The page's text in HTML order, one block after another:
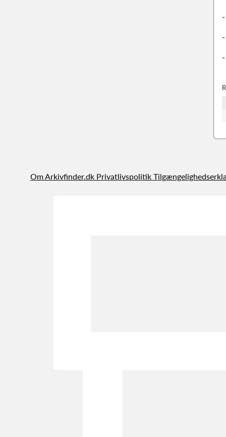
Om Arkivfinder.dk Privatlivspolitik